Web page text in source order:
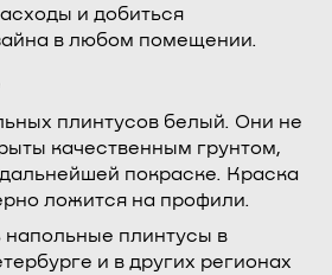
и добиться
в любом помещении.
плинтусов белый. Они не
качественным грунтом,
покраске. Краска
ложится на профили.
плинтусы в
и в других регионах